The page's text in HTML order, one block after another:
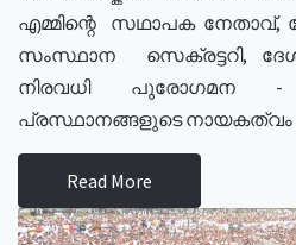
എമ്മിന്റെ സഥാപക നേതാവ്,
സംസ്ഥാന സെക്രട്ടറി,
നിരവധി പുരോഗമന
പ്രസ്ഥാനങ്ങളുടെ നായകത്വം
Read More